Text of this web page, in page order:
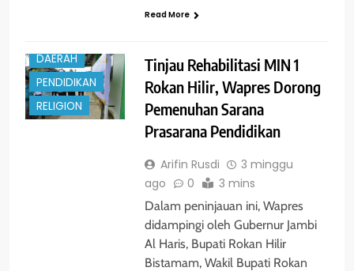
Read More
DAERAH
PENDIDIKAN
RELIGION
Tinjau Rehabilitasi MIN 1
Rokan Hilir, Wapres Dorong
Pemenuhan Sarana
Prasarana Pendidikan
Arifin Rusdi
3 minggu
ago
0 3 mins
Dalam peninjauan ini, Wapres
didampingi oleh Gubernur Jambi
Al Haris, Bupati Rokan Hilir
Bistamam, Wakil Bupati Rokan